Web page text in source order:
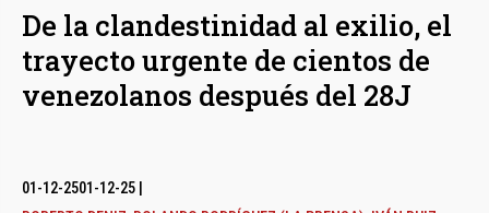
De la clandestinidad al exilio, el
trayecto urgente de cientos de
venezolanos después del 28J
01-12-2501-12-25